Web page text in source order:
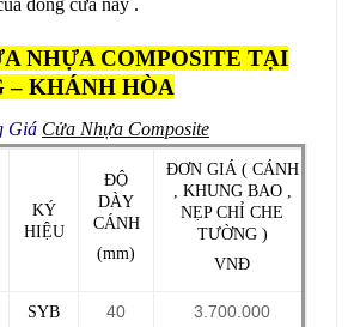
dòng cửa này .
NHỰA COMPOSITE TẠI
– KHÁNH HÒA
Giá Cửa Nhựa Composite
KÝ
HIỆU
ĐỘ
DÀY
CÁNH
(mm)
ĐƠN GIÁ ( CÁNH
, KHUNG BAO ,
NẸP CHỈ CHE
TƯỜNG )
VNĐ
SYB 40 3.700.000